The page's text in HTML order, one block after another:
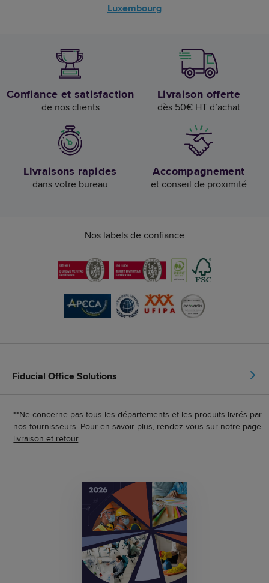
Luxembourg
Confiance et satisfaction
de nos clients
Livraison offerte
dès 50€ HT d’achat
Livraisons rapides
dans votre bureau
Accompagnement
et conseil de proximité
Nos labels de confiance
Fiducial Office Solutions
**Ne concerne pas tous les départements et les produits livrés par
nos fournisseurs. Pour en savoir plus, rendez-vous sur notre page
livraison et retour.